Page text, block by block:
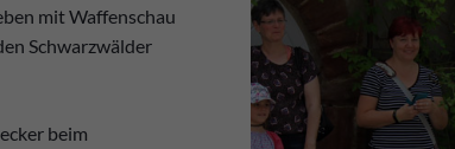
mit Waffenschau
Schwarzwälder
beim